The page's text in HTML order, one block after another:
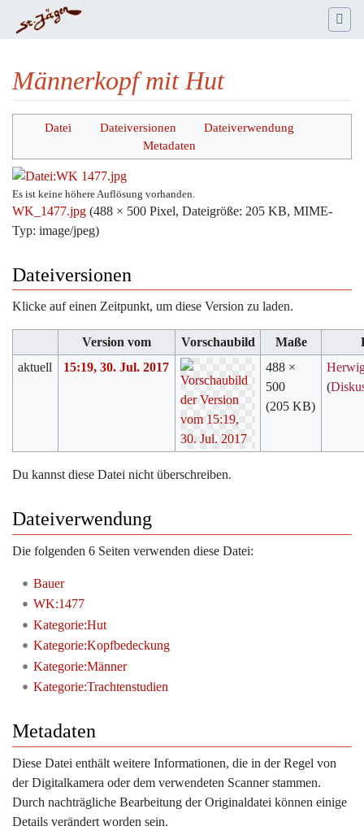
Männerkopf mit Hut
Wechseln zu: Navigation,Suche
Datei Dateiversionen
Dateiverwendung
Metadaten
Es ist keine höhere Auflösung vorhanden.
WK_1477.jpg (488 × 500 Pixel, Dateigröße: 205 KB, MIME-
Typ: image/jpeg)
Dateiversionen
Klicke auf einen Zeitpunkt, um diese Version zu laden.
Version vom Vorschaubild Maße
aktuell
15:19, 30. Jul. 2017
488 ×
500
(205 KB)
(
Du kannst diese Datei nicht überschreiben.
Dateiverwendung
Die folgenden 6 Seiten verwenden diese Datei:
Bauer
WK:1477
Kategorie:Hut
Kategorie:Kopfbedeckung
Kategorie:Männer
Kategorie:Trachtenstudien
Metadaten
Diese Datei enthält weitere Informationen, die in der Regel von
der Digitalkamera oder dem verwendeten Scanner stammen.
Durch nachträgliche Bearbeitung der Originaldatei können einige
Details verändert worden sein.